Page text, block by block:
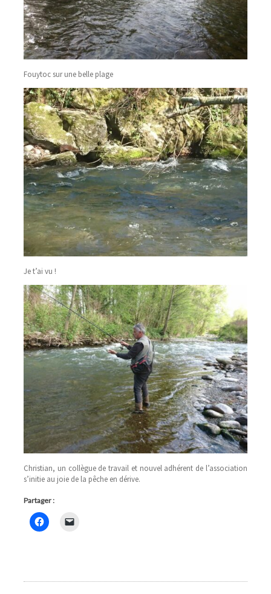
Fouytoc sur une belle plage
Je t’ai vu !
Christian, un collègue de travail et nouvel adhérent de l’association
s’initie au joie de la pêche en dérive.
Partager :